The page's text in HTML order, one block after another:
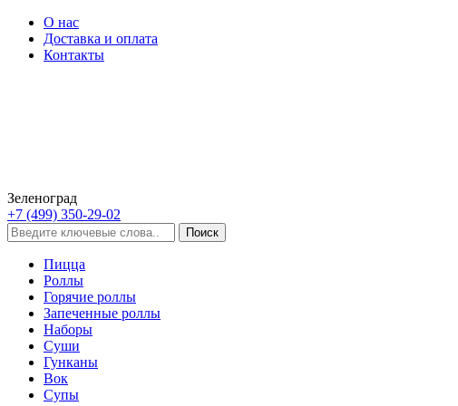
О нас
Доставка и оплата
Контакты
Зеленоград
+7 (499) 350-29-02
Пицца
Роллы
Горячие роллы
Запеченные роллы
Наборы
Суши
Гунканы
Вок
Супы